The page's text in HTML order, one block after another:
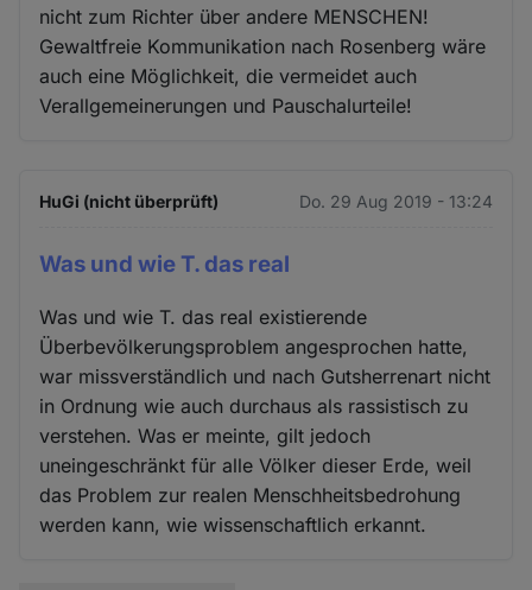
nicht zum Richter über andere MENSCHEN!
Gewaltfreie Kommunikation nach Rosenberg wäre
auch eine Möglichkeit, die vermeidet auch
Verallgemeinerungen und Pauschalurteile!
HuGi (nicht überprüft) Do. 29 Aug 2019 - 13:24
Was und wie T. das real
Was und wie T. das real existierende
Überbevölkerungsproblem angesprochen hatte,
war missverständlich und nach Gutsherrenart nicht
in Ordnung wie auch durchaus als rassistisch zu
verstehen. Was er meinte, gilt jedoch
uneingeschränkt für alle Völker dieser Erde, weil
das Problem zur realen Menschheitsbedrohung
werden kann, wie wissenschaftlich erkannt.